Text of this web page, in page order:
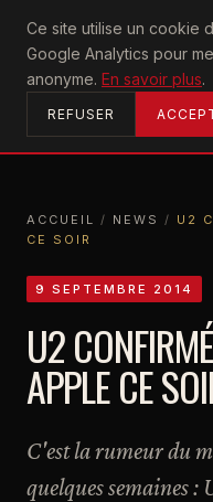
Ce site utilise un cookie
Google Analytics pour
anonyme. En savoir plus.
REFUSER
U2achtung
ACCUEIL
ACCUEIL / NEWS / U2
CE SOIR
9 SEPTEMBRE 2014
U2
APPLE CE
C'est la rumeur du
quelques semaines